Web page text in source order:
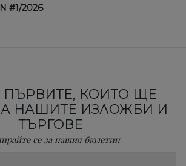
#1/2026
ПЪРВИТЕ, КОИТО ЩЕ
НАШИТЕ ИЗЛОЖБИ И
ТЪРГОВЕ
се за нашия бюлетин